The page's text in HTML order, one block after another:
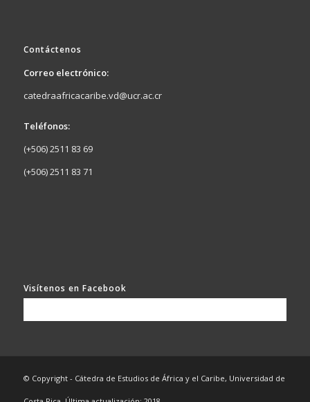
Contáctenos
Correo electrónico:
catedraafricacaribe.vd@ucr.ac.cr
Teléfonos:
(+506) 2511 83 69
(+506) 2511 83 71
Visítenos en Facebook
© Copyright - Cátedra de Estudios de África y el Caribe, Universidad de